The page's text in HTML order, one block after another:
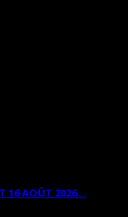
16 AOÛT 2026...